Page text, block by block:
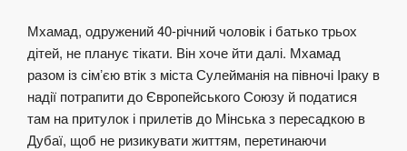
Мхамад, одружений 40-річний чоловік і батько трьох
дітей, не планує тікати. Він хоче йти далі. Мхамад
разом із сімʼєю втік з міста Сулейманія на півночі Іраку в
надії потрапити до Європейського Союзу й податися
там на притулок і прилетів до Мінська з пересадкою в
Дубаї, щоб не ризикувати життям, перетинаючи